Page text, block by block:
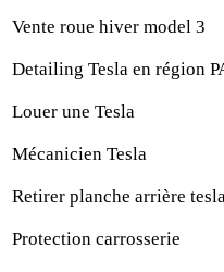
Vente roue hiver model 3
Detailing Tesla en région
Louer une Tesla
Mécanicien Tesla
Retirer planche arrière
Protection carrosserie